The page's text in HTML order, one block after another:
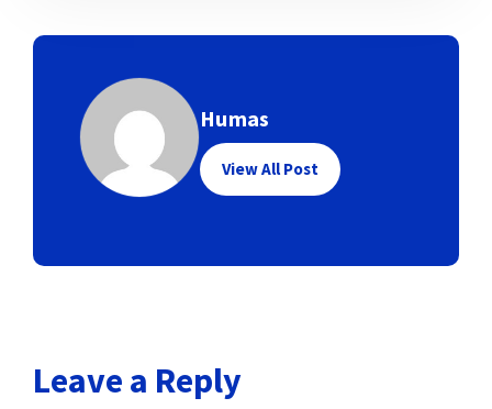
Humas
View All Post
Leave a Reply